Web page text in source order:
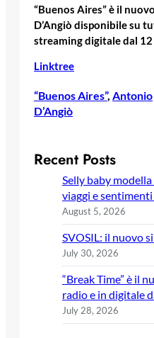
“Buenos Aires” è il
D’Angiò disponibile su
streaming digitale dal
Linktree
“Buenos Aires”, Antonio
D’Angiò
Recent Posts
Selly baby
viaggi e sentimenti
August 5, 2026
SVOSIL: il nuovo
July 30, 2026
“Break Time” è il
radio e in digitale
July 28, 2026